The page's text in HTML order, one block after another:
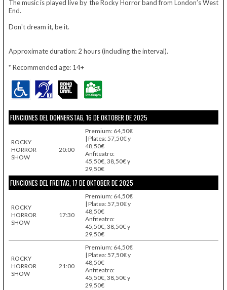
The music is played live by the Rocky Horror band from London’s West
End.
Don't dream it, be it.
Approximate duration: 2 hours (including the interval).
* Recommended age: 14+
FUNCIONES DEL DONNERSTAG, 16 DE OKTOBER DE 2025
ROCKY
HORROR
SHOW
20:00
Premium: 64,50€
| Platea: 57,50€ y
48,50€
Anfiteatro:
45,50€, 38,50€ y
29,50€
FUNCIONES DEL FREITAG, 17 DE OKTOBER DE 2025
ROCKY
HORROR
SHOW
17:30
Premium: 64,50€
| Platea: 57,50€ y
48,50€
Anfiteatro:
45,50€, 38,50€ y
29,50€
ROCKY
HORROR
SHOW
21:00
Premium: 64,50€
| Platea: 57,50€ y
48,50€
Anfiteatro:
45,50€, 38,50€ y
29,50€